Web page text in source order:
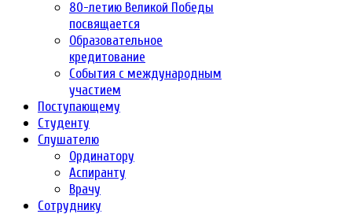
80-летию Великой Победы
посвящается
Образовательное
кредитование
События с международным
участием
Поступающему
Студенту
Слушателю
Ординатору
Аспиранту
Врачу
Сотруднику